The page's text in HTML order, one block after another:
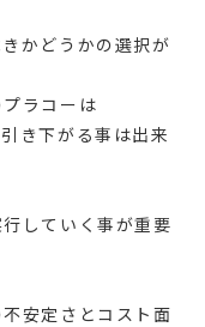
かどうかの選択が
ラコーは
き下がる事は出来
していく事が重要
安定さとコスト面